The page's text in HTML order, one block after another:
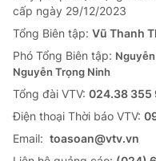
cấp ngày 29/12/2023
Tổng Biên tập: Vũ Thanh
Phó Tổng Biên tập:
Nguyễn Trọng Ninh
Tổng đài VTV: 024.38 355
Ðiện thoại Thời báo VTV:
Email: toasoan@vtv.vn